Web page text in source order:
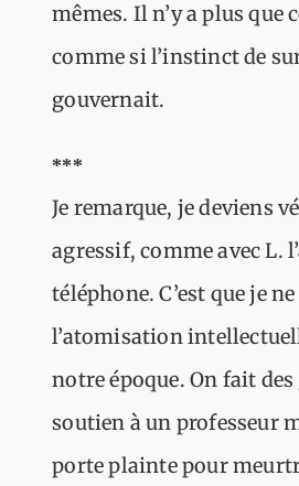
mêmes. Il n’y a plus que
comme si l’instinct de
gouvernait.
***
Je remarque, je deviens
agressif, comme avec L.
téléphone. C’est que je
l’atomisation
notre époque. On fait des
soutien à un professeur
porte plainte pour